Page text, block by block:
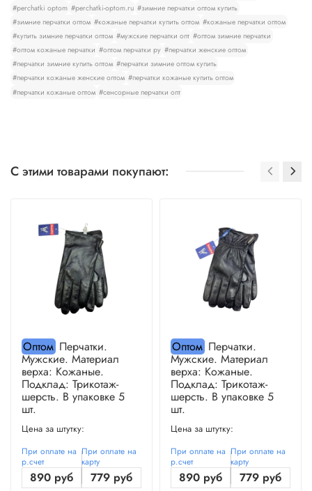
#perchatki optom #perchatki-optom.ru #зимние перчатки оптом купить
#зимние перчатки оптом #кожаные перчатки купить оптом #кожаные перчатки оптом
#купить зимние перчатки оптом #мужские перчатки опт #оптом зимние перчатки
#оптом кожаные перчатки #оптом перчатки ру #перчатки женские оптом
#перчатки зимние купить оптом #перчатки зимние оптом купить
#перчатки кожаные женские оптом #перчатки кожаные купить оптом
#перчатки кожаные оптом #сенсорные перчатки опт
С этими товарами покупают:
ОптомПерчатки.
Мужские. Материал
верха: Кожаные.
Подклад: Трикотаж-
шерсть. В упаковке 5
шт.
Цена за штутку:
При оплате на
р.счет
890 руб
При оплате на
карту
779 руб
ОптомПерчатки.
Мужские. Материал
верха: Кожаные.
Подклад: Трикотаж-
шерсть. В упаковке 5
шт.
Цена за штутку:
При оплате на
р.счет
890 руб
При оплате на
карту
779 руб